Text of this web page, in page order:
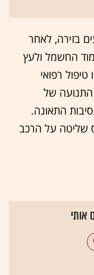
בזירה, לאחר
החשמל ולעץ
רפואי
התנועה של
התאונה.
שליטה על הרכב
אותי